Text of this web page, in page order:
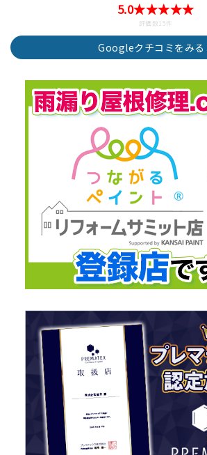
5.0★★★★★
評価数15件
Googleクチコミをみる